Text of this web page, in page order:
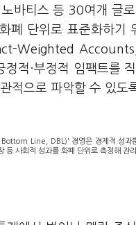
바티스 등 30여개 글
폐 단위로 표준화하기
Weighted
적·부정적 임팩트를
적으로 파악할 수 있도
Line, DBL)' 경영은 경제적 성과
등 사회적 성과를 화폐 단위로 측정해 관